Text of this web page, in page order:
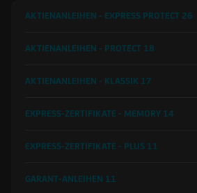
AKTIENANLEIHEN - EXPRESS PROTECT 26
AKTIENANLEIHEN - PROTECT 18
AKTIENANLEIHEN - KLASSIK 17
EXPRESS-ZERTIFIKATE - MEMORY 14
EXPRESS-ZERTIFIKATE - PLUS 11
GARANT-ANLEIHEN 11